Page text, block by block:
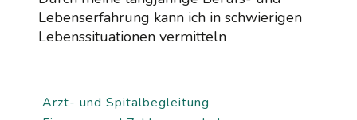
Lebenserfahrung kann ich in schwierigen
Lebenssituationen vermitteln
Arzt- und Spitalbegleitung